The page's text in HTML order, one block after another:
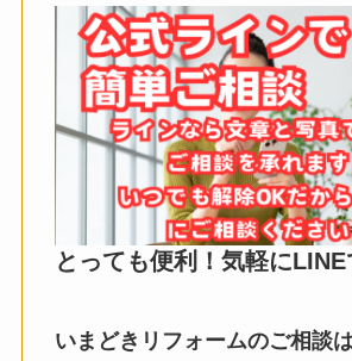
とっても便利！気軽にLINE
いまどきリフォームのご相談